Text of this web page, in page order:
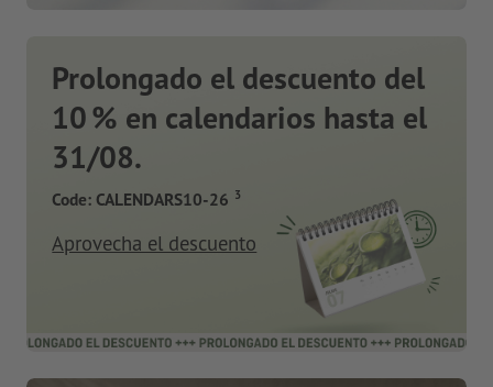
Prolongado el descuento del
10 % en calendarios hasta el
31/08.
Code: CALENDARS10-26 3
Aprovecha el descuento